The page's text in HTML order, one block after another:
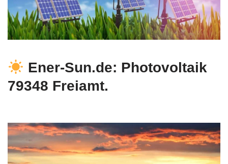
Ener-Sun.de: Photovoltaik
79348 Freiamt.